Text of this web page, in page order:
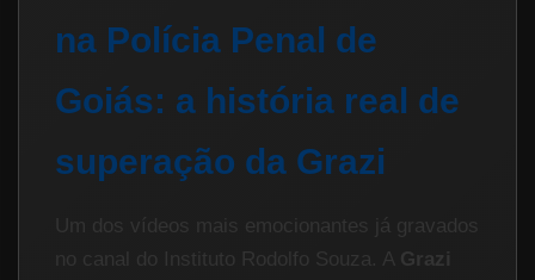
na Polícia Penal de
Goiás: a história real de
superação da Grazi
Um dos vídeos mais emocionantes já gravados
no canal do Instituto Rodolfo Souza. A Grazi